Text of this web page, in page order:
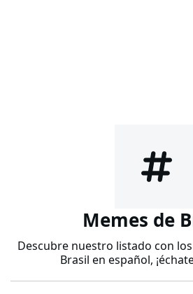
Memes de
Descubre nuestro listado con
Brasil en español,